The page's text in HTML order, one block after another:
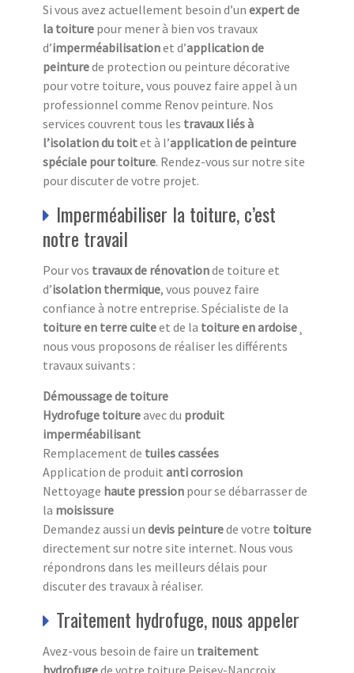
Si vous avez actuellement besoin d’un expert de
la toiture pour mener à bien vos travaux
d’imperméabilisationet d’application de
peinturede protection ou peinture décorative
pour votre toiture, vous pouvez faire appel à un
professionnel comme Renov peinture. Nos
services couvrent tous les travaux liés à
l’isolation du toitet à l’application de peinture
spéciale pour toiture. Rendez-vous sur notre site
pour discuter de votre projet.
Imperméabiliser la toiture, c’est
notre travail
Pour vos travaux de rénovationde toiture et
d’isolation thermique, vous pouvez faire
confiance à notre entreprise. Spécialiste de la
toiture en terre cuiteet de la toiture en ardoise
nous vous proposons de réaliser les différents
travaux suivants :
Démoussage de toiture
Hydrofuge toitureavec du produit
imperméabilisant
Remplacement de tuiles cassées
Application de produit anti corrosion
Nettoyage haute pression pour se débarrasser de
la moisissure
Demandez aussi un devis peinturede votre toiture
directement sur notre site internet. Nous vous
répondrons dans les meilleurs délais pour
discuter des travaux à réaliser.
Traitement hydrofuge, nous appeler
Avez-vous besoin de faire un traitement
hydrofugede votre toiture Peisey-Nancroix